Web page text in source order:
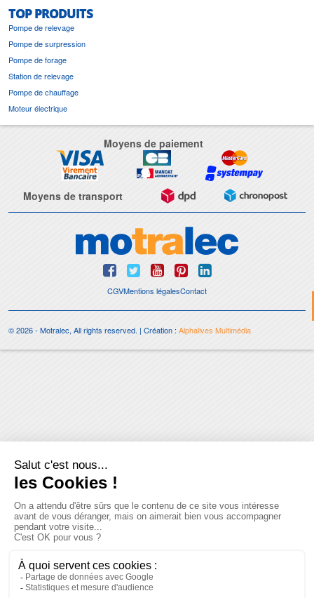
TOP PRODUITS
Pompe de relevage
Pompe de surpression
Pompe de forage
Station de relevage
Pompe de chauffage
Moteur électrique
Moyens de paiement
Moyens de transport
CGVMentions légalesContact
© 2026 - Motralec, All rights reserved. | Création : Alphalives Multimédia